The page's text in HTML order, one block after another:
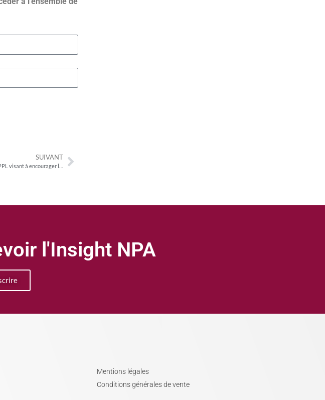
SUIVANT
l'Insight NPA
Mentions légales
Conditions générales de vente